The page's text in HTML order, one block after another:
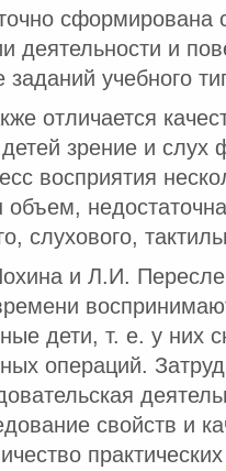
сформирована
деятельности и
учебного
отличается
зрение и слух
восприятия
слухового,
и Л.И.
дети, т. е. у них
операций.
свойств и